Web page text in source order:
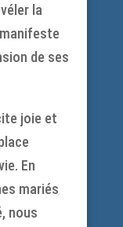
la
de ses
joie et
En
mariés
nous